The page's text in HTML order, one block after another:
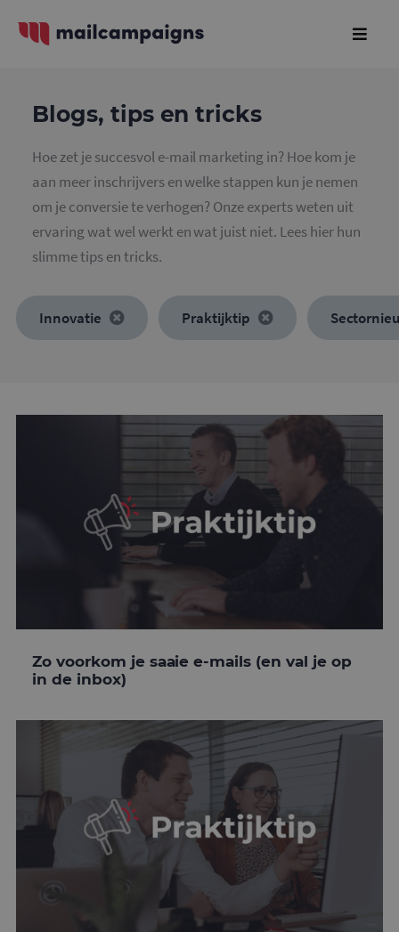
Blogs, tips en tricks
Hoe zet je succesvol e-mail marketing in? Hoe kom je
aan meer inschrijvers en welke stappen kun je nemen
om je conversie te verhogen? Onze experts weten uit
ervaring wat wel werkt en wat juist niet. Lees hier hun
slimme tips en tricks.
Innovatie Praktijktip
Zo voorkom je saaie e-mails (en val je op
in de inbox)